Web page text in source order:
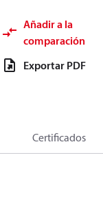
Añadir a la
comparación
Exportar PDF
Certificados